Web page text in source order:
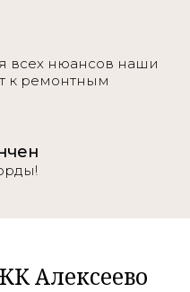
всех нюансов наши
к ремонтным
Алексеево